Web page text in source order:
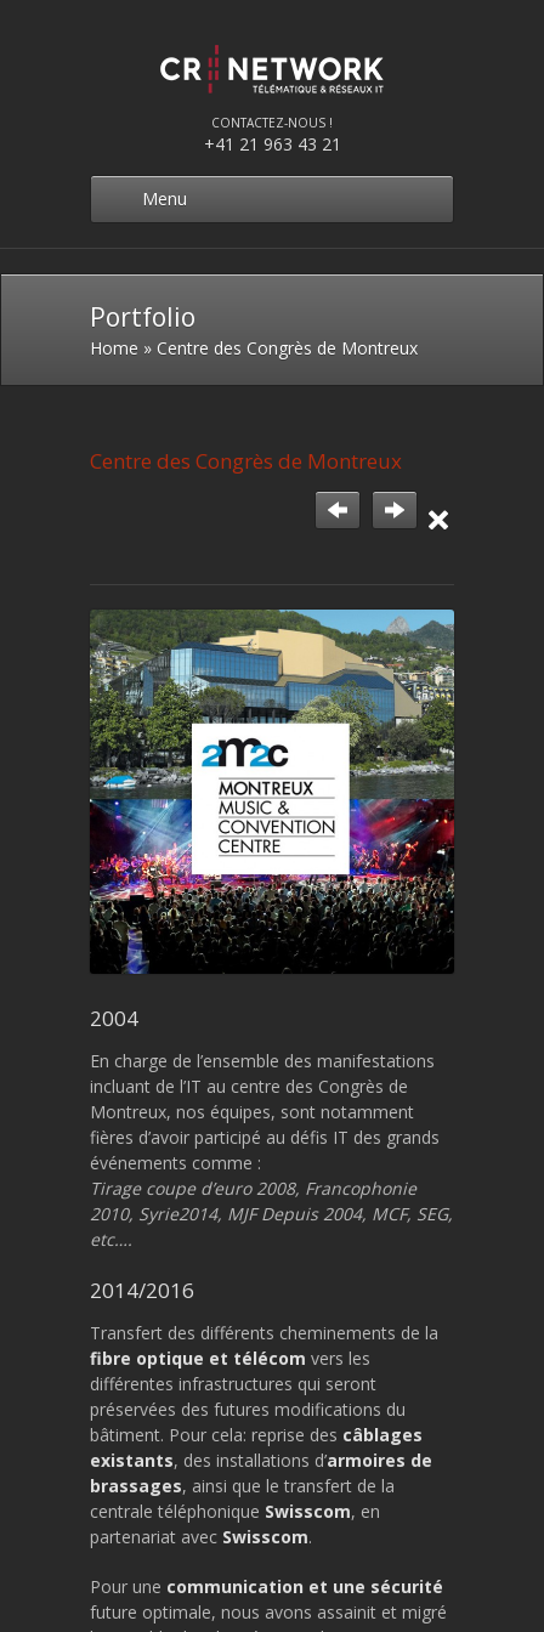
CONTACTEZ-NOUS !
+41 21 963 43 21
Menu
Portfolio
Home » Centre des Congrès de Montreux
Centre des Congrès de Montreux
2004
En charge de l’ensemble des manifestations
incluant de l’IT au centre des Congrès de
Montreux, nos équipes, sont notamment
fières d’avoir participé au défis IT des grands
événements comme :
Tirage coupe d’euro 2008, Francophonie
2010, Syrie2014, MJF Depuis 2004, MCF, SEG,
etc….
2014/2016
Transfert des différents cheminements de la
fibre optique et télécom vers les
différentes infrastructures qui seront
préservées des futures modifications du
bâtiment. Pour cela: reprise des câblages
existants, des installations d’armoires de
brassages, ainsi que le transfert de la
centrale téléphonique Swisscom, en
partenariat avec Swisscom.
Pour une communication et une sécurité
future optimale, nous avons assainit et migré